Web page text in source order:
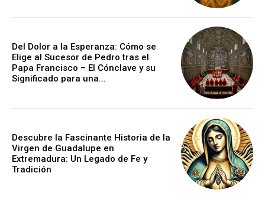
Del Dolor a la Esperanza: Cómo se
Elige al Sucesor de Pedro tras el
Papa Francisco – El Cónclave y su
Significado para una...
Descubre la Fascinante Historia de la
Virgen de Guadalupe en
Extremadura: Un Legado de Fe y
Tradición